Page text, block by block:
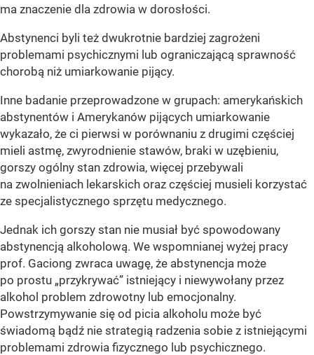
ma znaczenie dla zdrowia w dorosłości.
Abstynenci byli też dwukrotnie bardziej zagrożeni
problemami psychicznymi lub ograniczającą sprawność
chorobą niż umiarkowanie pijący.
Inne badanie przeprowadzone w grupach: amerykańskich
abstynentów i Amerykanów pijących umiarkowanie
wykazało, że ci pierwsi w porównaniu z drugimi częściej
mieli astmę, zwyrodnienie stawów, braki w uzębieniu,
gorszy ogólny stan zdrowia, więcej przebywali
na zwolnieniach lekarskich oraz częściej musieli korzystać
ze specjalistycznego sprzętu medycznego.
Jednak ich gorszy stan nie musiał być spowodowany
abstynencją alkoholową. We wspomnianej wyżej pracy
prof. Gaciong zwraca uwagę, że abstynencja może
po prostu „przykrywać” istniejący i niewywołany przez
alkohol problem zdrowotny lub emocjonalny.
Powstrzymywanie się od picia alkoholu może być
świadomą bądź nie strategią radzenia sobie z istniejącymi
problemami zdrowia fizycznego lub psychicznego.